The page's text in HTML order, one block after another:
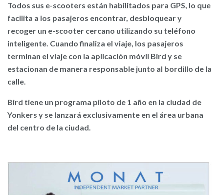
Todos sus e-scooters están habilitados para GPS, lo que
facilita a los pasajeros encontrar, desbloquear y
recoger un e-scooter cercano utilizando su teléfono
inteligente. Cuando finaliza el viaje, los pasajeros
terminan el viaje con la aplicación móvil Bird y se
estacionan de manera responsable junto al bordillo de la
calle.
Bird tiene un programa piloto de 1 año en la ciudad de
Yonkers y se lanzará exclusivamente en el área urbana
del centro de la ciudad.